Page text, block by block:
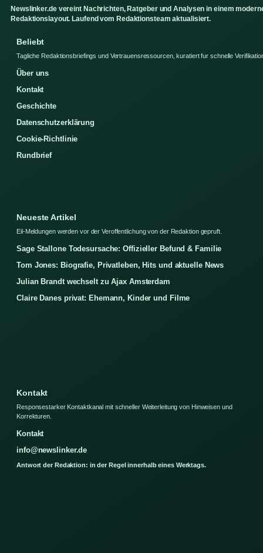
Newslinker.de vereint Nachrichten, Ratgeber und Analysen in einem
Redaktionslayout. Laufend vom Redaktionsteam aktualisiert.
Beliebt
Tagliche Redaktionsbriefings und Vertrauensressourcen, kuratiert fur schnelle
Über uns
Kontakt
Geschichte
Datenschutzerklärung
Cookie-Richtlinie
Rundbrief
Neueste Artikel
Eil-Meldungen werden vor der Veroffentlichung von der Redaktion gepruft.
Sage Stallone Todesursache: Offizieller Befund & Familie
Tom Jones: Biografie, Privatleben, Hits und aktuelle News
Julian Brandt wechselt zu Ajax Amsterdam
Claire Danes privat: Ehemann, Kinder und Filme
Kontakt
Responsestarker Kontaktkanal mit schneller Weiterleitung von Hinweisen und
Korrekturen.
Kontakt
info@newslinker.de
Antwort der Redaktion: in der Regel innerhalb eines Werktags.